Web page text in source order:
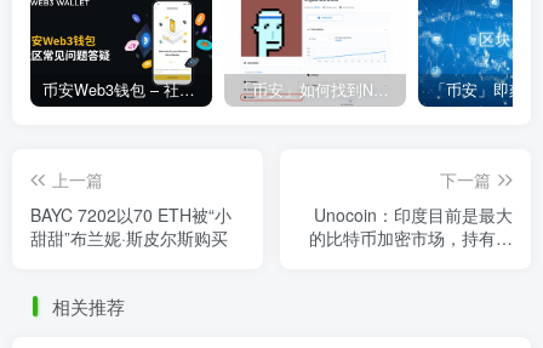
币安Web3钱包 – 社区常见问题答疑 「币安」如何找到NFT合约地址？
上一篇
BAYC 7202以70 ETH被“小
甜甜”布兰妮·斯皮尔斯购买
下一篇
Unocoin：印度目前是最大
的比特币加密市场，持有高
相关推荐